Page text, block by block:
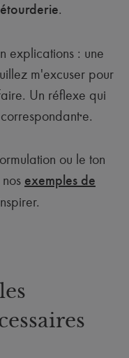
.
explications : une
m'excuser pour
Un réflexe qui
ou le ton
exemples de